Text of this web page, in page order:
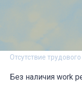
Отсутствие
Без наличия work